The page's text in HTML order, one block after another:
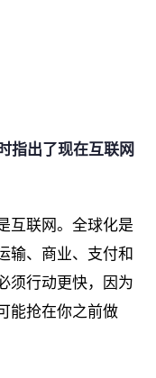
指出了现在互联网
互联网。全球化是
输、商业、支付和
须行动更快，因为
能抢在你之前做